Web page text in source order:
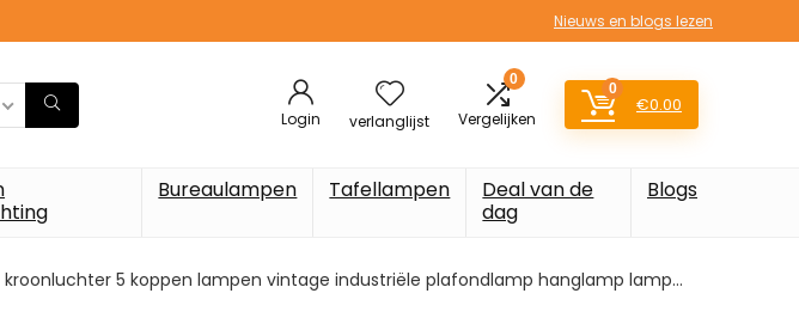
Nieuws en blogs lezen
Login verlanglijst
0
Vergelijken
0
€0.00
Bureaulampen Tafellampen
Deal van de
dag
Blogs
kroonluchter 5 koppen lampen vintage industriële plafondlamp hanglamp lamp…